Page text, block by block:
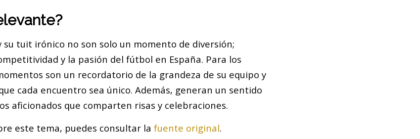
su tuit irónico no son solo un momento de diversión;
y la pasión del fútbol en España. Para los
son un recordatorio de la grandeza de su equipo y
cada encuentro sea único. Además, generan un sentido
aficionados que comparten risas y celebraciones.
este tema, puedes consultar la fuente original.